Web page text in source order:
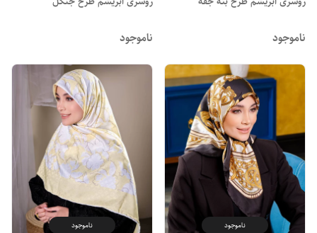
ناموجود ناموجود
ناموجود ناموجود